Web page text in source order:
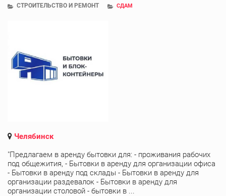
СТРОИТЕЛЬСТВО И РЕМОНТ СДАМ
Челябинск
"Предлагаем в аренду бытовки для: - проживания рабочих
под общежития, - Бытовки в аренду для организации офиса
- Бытовки в аренду под склады - Бытовки в аренду для
организации раздевалок - Бытовки в аренду для
организации столовой - бытовки в ...